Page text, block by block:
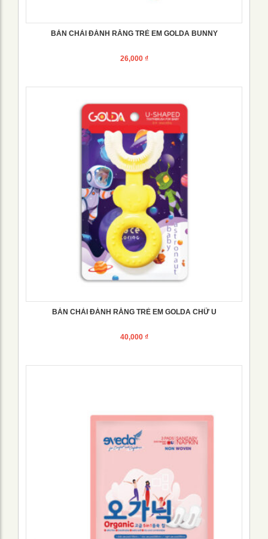
BÀN CHẢI ĐÁNH RĂNG TRẺ EM GOLDA BUNNY
26,000 ₫
BÀN CHẢI ĐÁNH RĂNG TRẺ EM GOLDA CHỮ U
40,000 ₫